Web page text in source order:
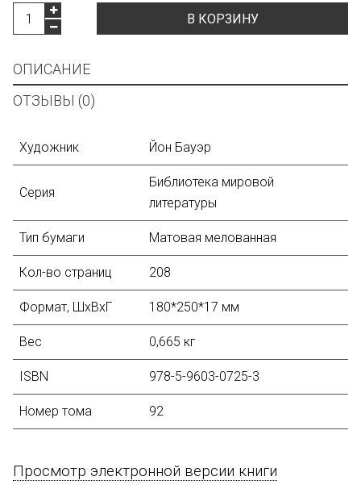
В КОРЗИНУ
ОПИСАНИЕ
ОТЗЫВЫ (0)
Художник Йон Бауэр
Серия
Библиотека мировой
литературы
Тип бумаги Матовая мелованная
Кол-во страниц 208
Формат, ШхВхГ 180*250*17 мм
Вес 0,665 кг
ISBN 978-5-9603-0725-3
Номер тома 92
Просмотр электронной версии книги